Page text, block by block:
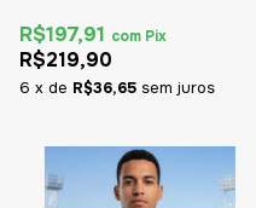
R$219,90
6 x de R$36,65 sem juros
R$197,91 com Pix